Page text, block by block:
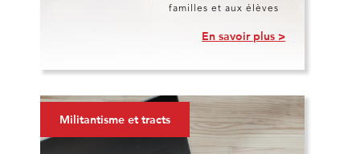
familles et aux élèves
En savoir plus >
Militantisme et tracts